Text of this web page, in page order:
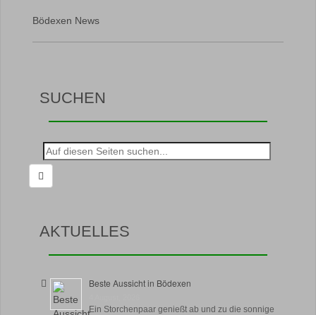
Bödexen News
SUCHEN
Suche
nach:
AKTUELLES
Beste Aussicht in Bödexen
Ein Storchenpaar genießt ab und zu die sonnige